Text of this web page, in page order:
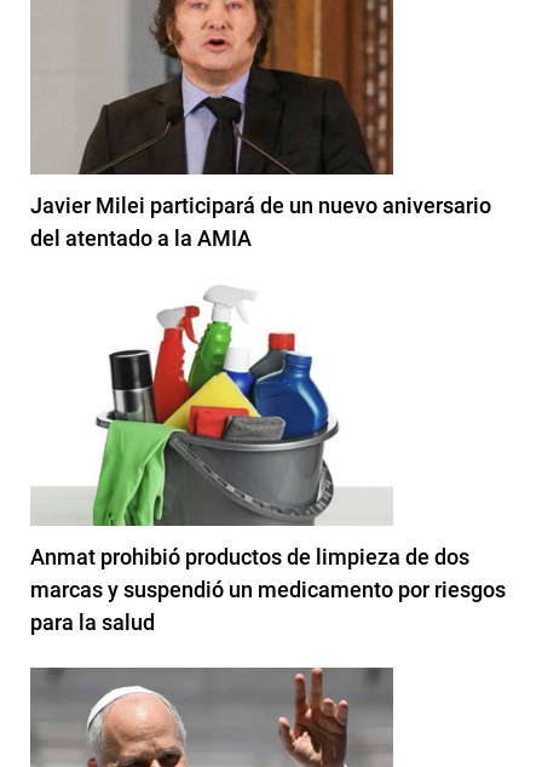
Javier Milei participará de un nuevo aniversario
del atentado a la AMIA
Anmat prohibió productos de limpieza de dos
marcas y suspendió un medicamento por riesgos
para la salud